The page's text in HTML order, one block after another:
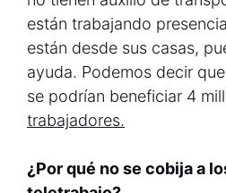
están trabajando
están desde sus casas,
ayuda. Podemos decir
se podrían beneficiar 4
trabajadores.
¿Por qué no se cobija a